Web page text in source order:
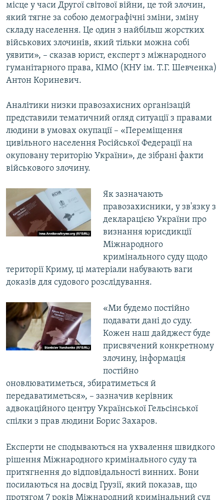
місце у часи Другої світової війни, це той злочин,
який тягне за собою демографічні зміни, зміну
складу населення. Це один з найбільш жорстких
військових злочинів, який тільки можна собі
уявити», – сказав юрист, експерт з міжнародного
гуманітарного права, КІМО (КНУ ім. Т.Г. Шевченка)
Антон Кориневич.
Аналітики низки правозахисних організацій
представили тематичний огляд ситуації з правами
людини в умовах окупації – «Переміщення
цивільного населення Російської Федерації на
окуповану територію України», де зібрані факти
військового злочину.
Як зазначають
правозахисники, у зв'язку з
декларацією України про
визнання юрисдикції
Міжнародного
кримінального суду щодо
території Криму, ці матеріали набувають ваги
доказів для судового розслідування.
«Ми будемо постійно
подавати дані до суду.
Кожен наш дайджест буде
присвячений конкретному
злочину, інформація
постійно
оновлюватиметься, збиратиметься й
передаватиметься», – зазначив керівник
адвокаційного центру Української Гельсінської
спілки з прав людини Борис Захаров.
Експерти не сподываються на ухвалення швидкого
рішення Міжнародного кримінального суду та
притягнення до відповідальності винних. Вони
посилаються на досвід Грузії, який показав, що
протягом 7 років Міжнародний кримінальний суд